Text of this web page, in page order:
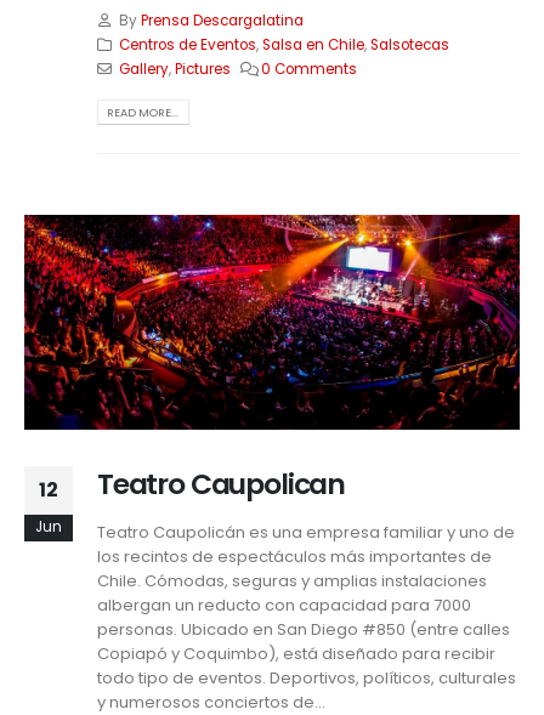
ByPrensa Descargalatina
Centros de Eventos,Salsa en Chile,Salsotecas
Gallery,Pictures 0 Comments
READ MORE...
12
Jun
Teatro Caupolican
Teatro Caupolicán es una empresa familiar y uno de
los recintos de espectáculos más importantes de
Chile. Cómodas, seguras y amplias instalaciones
albergan un reducto con capacidad para 7000
personas. Ubicado en San Diego #850 (entre calles
Copiapó y Coquimbo), está diseñado para recibir
todo tipo de eventos. Deportivos, políticos, culturales
y numerosos conciertos de...